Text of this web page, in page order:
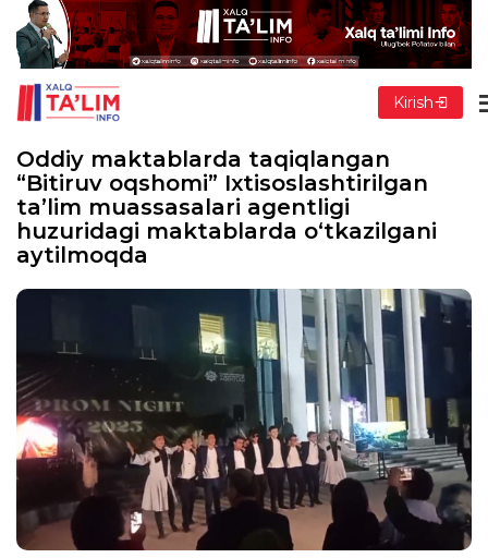
Kirish
Oddiy maktablarda taqiqlangan
“Bitiruv oqshomi” Ixtisoslashtirilgan
ta’lim muassasalari agentligi
huzuridagi maktablarda o‘tkazilgani
aytilmoqda